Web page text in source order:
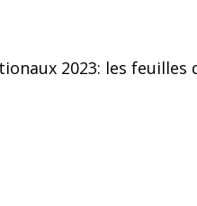
2023: les feuilles